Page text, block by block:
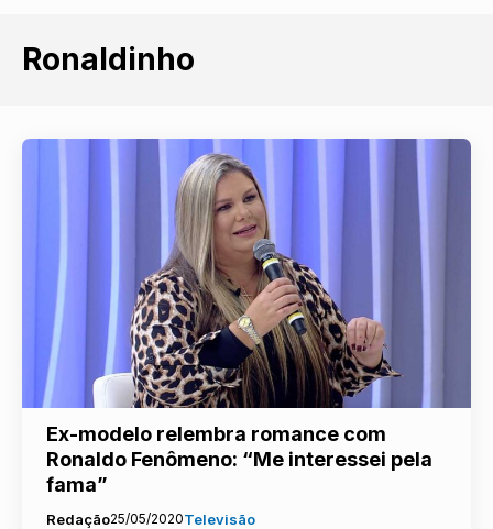
Ronaldinho
Ex-modelo relembra romance com
Ronaldo Fenômeno: “Me interessei pela
fama”
Redação25/05/2020Televisão